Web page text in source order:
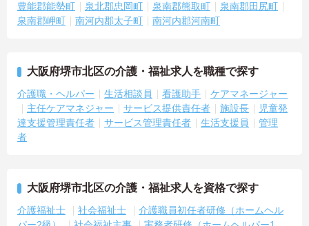
豊能郡能勢町
泉北郡忠岡町 泉南郡熊取町
泉南郡田尻町
泉南郡岬町
南河内郡太子町 南河内郡河南町
大阪府堺市北区の介護・福祉求人を職種で探す
介護職・ヘルパー 生活相談員 看護助手
ケアマネージャー
主任ケアマネジャー
サービス提供責任者 施設長
児童発
達支援管理責任者
サービス管理責任者 生活支援員
管理
者
大阪府堺市北区の介護・福祉求人を資格で探す
介護福祉士 社会福祉士
介護職員初任者研修（ホームヘル